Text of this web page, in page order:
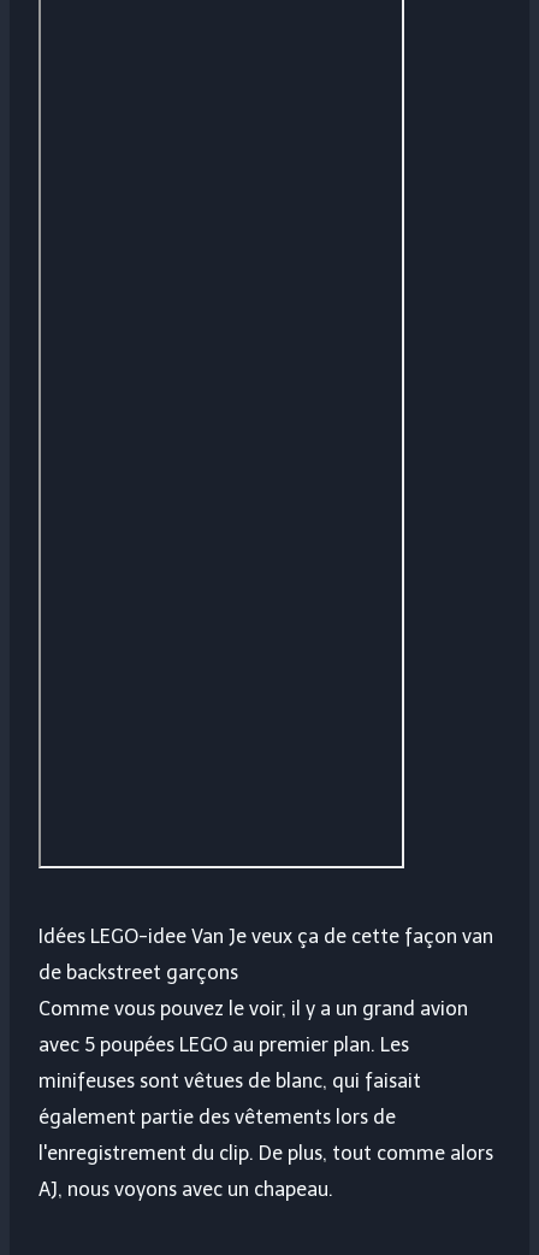
Idées LEGO-idee Van Je veux ça de cette façon van
de backstreet garçons
Comme vous pouvez le voir, il y a un grand avion
avec 5 poupées LEGO au premier plan. Les
minifeuses sont vêtues de blanc, qui faisait
également partie des vêtements lors de
l'enregistrement du clip. De plus, tout comme alors
AJ, nous voyons avec un chapeau.